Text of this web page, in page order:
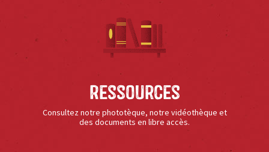
Ressources
Consultez notre phototèque, notre vidéothèque et
des documents en libre accès.